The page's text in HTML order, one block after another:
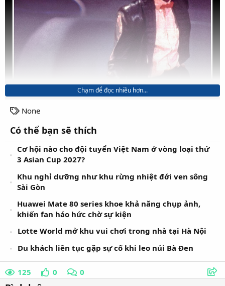
Bài hát Billie Jean. Nguồn: Internet
Chạm để đọc nhiều hơn...
T
g
s
None
Có thể bạn sẽ thích
Cơ hội nào cho đội tuyển Việt Nam ở vòng loại thứ
3 Asian Cup 2027?
Khu nghỉ dưỡng như khu rừng nhiệt đới ven sông
Sài Gòn
Huawei Mate 80 series khoe khả năng chụp ảnh,
khiến fan háo hức chờ sự kiện
Lotte World mở khu vui chơi trong nhà tại Hà Nội
Du khách liên tục gặp sự cố khi leo núi Bà Đen
125 0 0